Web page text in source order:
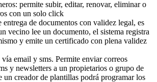
permite subir, editar, renovar, eliminar o
con un solo click
entrega de documentos con validez legal, es
vecino lee un documento, el sistema registra
y emite un certificado con plena validez
email y sms. Permite enviar correos
y newsletters a un propietarios o grupo de
un creador de plantillas podrá programar los